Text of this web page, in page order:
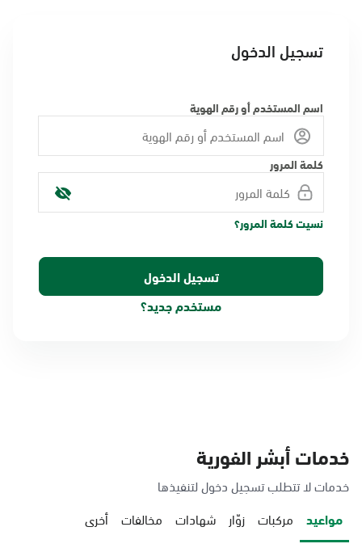
تسجيل الدخول
اسم المستخدم أو رقم الهوية
كلمة المرور
نسيت كلمة المرور؟
مستخدم جديد؟
خدمات أبشر الفورية
خدمات لا تتطلب تسجيل دخول لتنفيذها
مواعيد مركبات زوّار شهادات مخالفات أخرى